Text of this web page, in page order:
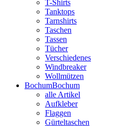
T-Shirts
Tanktops
Tarnshirts
Taschen
Tassen
Tücher
Verschiedenes
Windbreaker
Wollmützen
BochumBochum
alle Artikel
Aufkleber
Flaggen
Gürteltaschen